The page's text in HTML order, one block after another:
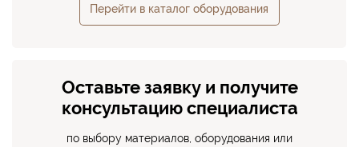
Перейти в каталог оборудования
Оставьте заявку и получите
консультацию специалиста
по выбору материалов, оборудования или